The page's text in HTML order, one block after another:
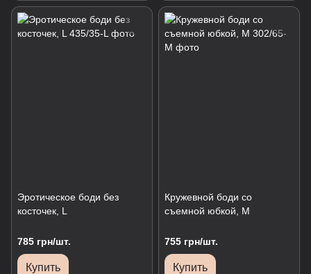
Эротическое боди без
косточек, L
785 грн/шт.
Купить
Кружевной боди со
съемной юбкой, М
755 грн/шт.
Купить